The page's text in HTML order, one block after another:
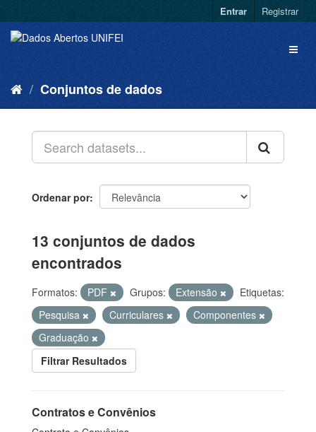
Entrar Registrar
Conjuntos de dados
Ordenar por
13 conjuntos de dados
encontrados
Formatos: PDF Grupos: Extensão
Etiquetas:
Pesquisa
Curriculares
Componentes
Graduação
Filtrar Resultados
Contratos e Convênios